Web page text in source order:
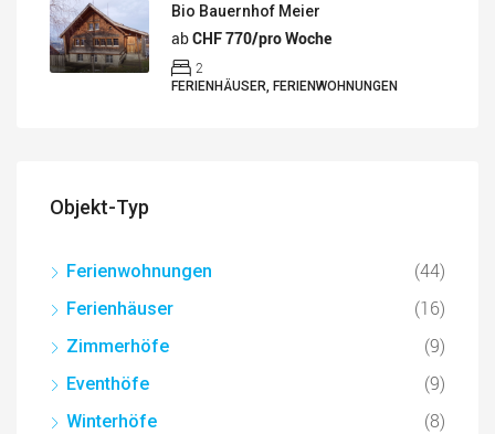
Bio Bauernhof Meier
abCHF 770/pro Woche
2
FERIENHÄUSER, FERIENWOHNUNGEN
Objekt-Typ
Ferienwohnungen (44)
Ferienhäuser (16)
Zimmerhöfe (9)
Eventhöfe (9)
Winterhöfe (8)